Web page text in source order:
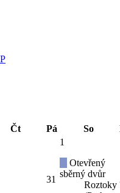
Čt Pá So
31
1
Otevřený
sběrný dvůr
Roztoky